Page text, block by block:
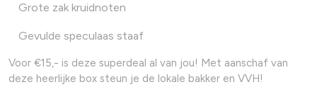
Grote zak kruidnoten
Gevulde speculaas staaf
Voor €15,- is deze superdeal al van jou! Met aanschaf van
deze heerlijke box steun je de lokale bakker en VVH!